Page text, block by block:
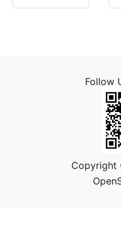
Follow
Copyright